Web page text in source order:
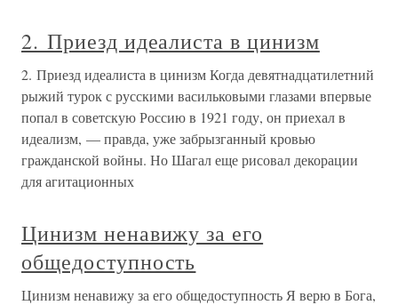
2. Приезд идеалиста в цинизм
2. Приезд идеалиста в цинизм Когда девятнадцатилетний
рыжий турок с русскими васильковыми глазами впервые
попал в советскую Россию в 1921 году, он приехал в
идеализм, — правда, уже забрызганный кровью
гражданской войны. Но Шагал еще рисовал декорации
для агитационных
Цинизм ненавижу за его
общедоступность
Цинизм ненавижу за его общедоступность Я верю в Бога,